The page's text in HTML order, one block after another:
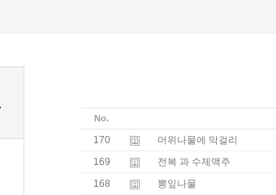
No.
170 머위나물에 막걸리
169
전복 과 수제맥주
168
뽕잎나물